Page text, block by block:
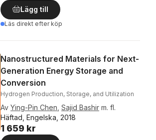
Lägg till
Läs direkt efter köp
Nanostructured Materials for Next-
Generation Energy Storage and
Conversion
Hydrogen Production, Storage, and Utilization
Av Ying-Pin Chen Sajid Bashir m. fl.
Häftad, Engelska, 2018
1 659 kr